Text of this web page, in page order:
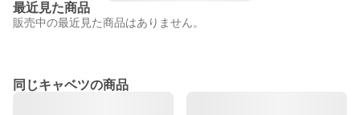
最近見た商品
販売中の最近見た商品はありません。
同じキャベツの商品